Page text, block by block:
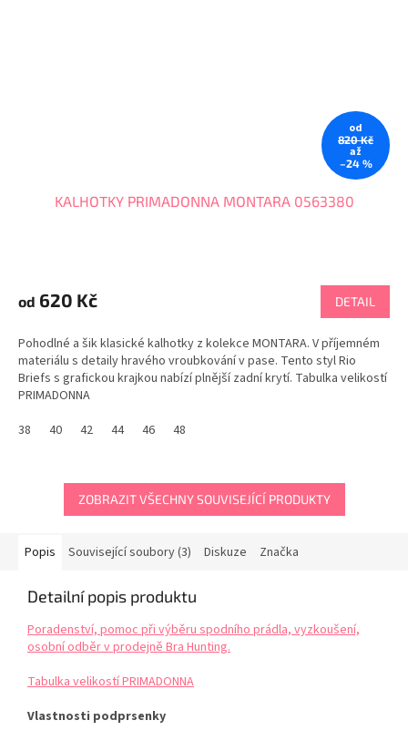
od
820 Kč
až
–24 %
KALHOTKY PRIMADONNA MONTARA 0563380
od 620 Kč DETAIL
Pohodlné a šik klasické kalhotky z kolekce MONTARA. V příjemném
materiálu s detaily hravého vroubkování v pase. Tento styl Rio
Briefs s grafickou krajkou nabízí plnější zadní krytí. Tabulka velikostí
PRIMADONNA
38
40 42 44 46 48
ZOBRAZIT VŠECHNY SOUVISEJÍCÍ PRODUKTY
Popis Související soubory (3) Diskuze Značka
Detailní popis produktu
Poradenství, pomoc při výběru spodního prádla, vyzkoušení,
osobní odběr v prodejně Bra Hunting.
Tabulka velikostí PRIMADONNA
Vlastnosti podprsenky